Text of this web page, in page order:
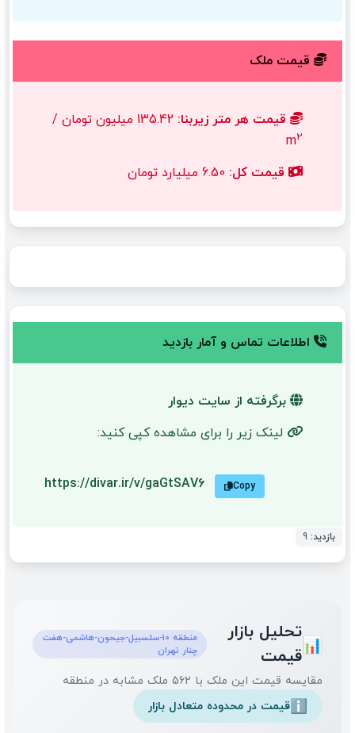
قیمت ملک
قیمت هر متر زیربنا:
135.42 میلیون تومان /
m2
قیمت کل:
اطلاعات تماس و آمار بازدید
برگرفته از سایت دیوار
لینک زیر را برای مشاهده کپی کنید:
https://divar.ir/v/gaGtSAV6 Copy
بازدید: 9
📊
تحلیل بازار
قیمت
منطقه 10-سلسبیل-جیحون-هاشمی-هفت
چنار تهران
مقایسه قیمت این ملک با 562 ملک مشابه در منطقه
ℹ️قیمت در محدوده متعادل بازار